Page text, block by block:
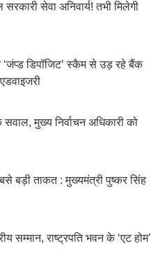
सेवा अनिवार्य! तभी मिलेगी
डिपॉजिट’ स्कैम से उड़ रहे बैंक
मुख्य निर्वाचन अधिकारी को
बड़ी ताकत : मुख्यमंत्री पुष्कर सिंह
सम्मान, राष्ट्रपति भवन के ‘एट होम’